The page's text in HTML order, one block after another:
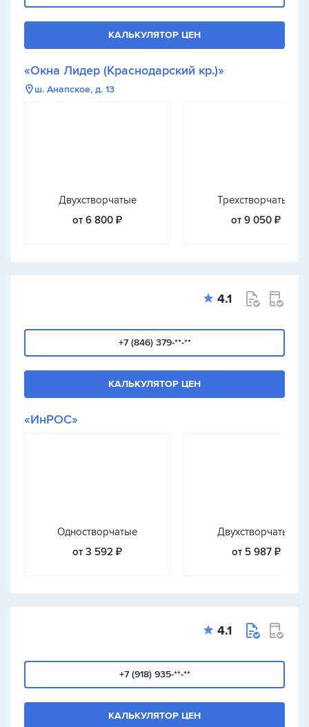
КАЛЬКУЛЯТОР ЦЕН
«Окна Лидер (Краснодарский кр.)»
ш. Анапское, д. 13
Двухстворчатые
от 6 800 ₽
Трехстворчатые
от 9 050 ₽
4.1
+7 (846) 379-**-**
КАЛЬКУЛЯТОР ЦЕН
«ИнРОС»
Одностворчатые
от 3 592 ₽
Двухстворчатые
от 5 987 ₽
4.1
+7 (918) 935-**-**
КАЛЬКУЛЯТОР ЦЕН